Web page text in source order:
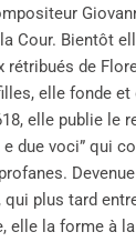
Cour. Bientôt
rétribués de
elle fonde et
elle publie le
due voci” qui
qui plus tard
elle la forme à